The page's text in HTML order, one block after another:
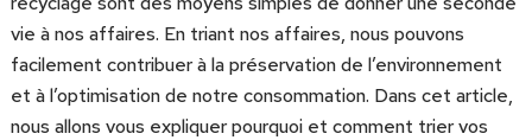
vie à nos affaires. En triant nos affaires, nous pouvons
facilement contribuer à la préservation de l’environnement
et à l’optimisation de notre consommation. Dans cet article,
nous allons vous expliquer pourquoi et comment trier vos